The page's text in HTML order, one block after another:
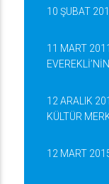
10 ŞUBAT
11 MART
12 ARALIK
KÜLTÜR
12 MART